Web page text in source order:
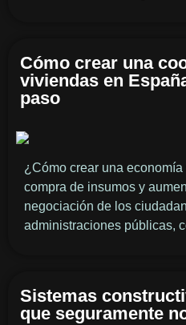
Cómo crear una
viviendas en
paso
¿Cómo crear una
compra de insumos y
negociación de los
administraciones públicas,
Sistemas
que seguramente